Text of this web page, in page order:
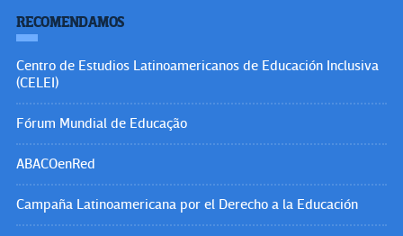
RECOMENDAMOS
Centro de Estudios Latinoamericanos de Educación Inclusiva
(CELEI)
Fórum Mundial de Educação
ABACOenRed
Campaña Latinoamericana por el Derecho a la Educación